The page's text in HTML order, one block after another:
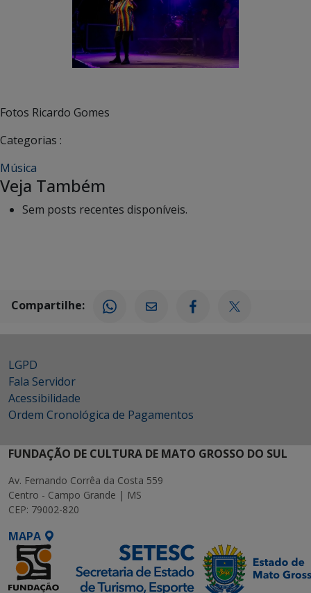
Fotos Ricardo Gomes
Categorias :
Música
Veja Também
Sem posts recentes disponíveis.
Compartilhe:
LGPD
Fala Servidor
Acessibilidade
Ordem Cronológica de Pagamentos
FUNDAÇÃO DE CULTURA DE MATO GROSSO DO SUL
Av. Fernando Corrêa da Costa 559
Centro - Campo Grande | MS
CEP: 79002-820
MAPA